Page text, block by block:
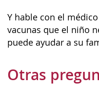
Y hable con el
vacunas que el niño
puede ayudar a su
Otras